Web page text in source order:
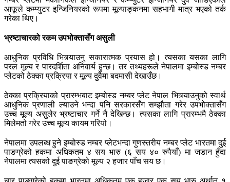
आफूले कम्प्युटर इन्जिनियरको रूपमा मूल्याङ्कनमा सहभागी मात्र भएको तर्क
गरेका थिए।
भ्रष्टाचारको रकम उपभोक्तासँग असुली
आधुनिक प्रविधि भित्र्याउनु सकारात्मक प्रयास हो। त्यसका यसका लागि
परल मूल्य र पारदर्शिता अनिवार्य हुन्छ। तर तथ्यहरूले नेपालमा इम्बोस्ड नम्बर
प्लेटको ठेक्का प्रक्रिया र मूल्य दुवैमा बदमासी देखाउँछ।
ठेक्का प्रक्रियाको प्रारम्भबाट इम्बोस्ड नम्बर प्लेट नेपाल भित्र्याउनुको स्वार्थ
आधुनिक प्रणाली ल्याउने भन्दा पनि सरकारसँग सम्झौता गरेर उपभोक्तासँग
उच्च मूल्य असुलेर भ्रष्टाचार गर्ने नै देखिन्छ। त्यसका लागि प्रारम्भमै ठेक्का
मिलेमतो गरेर उच्च मूल्य कायम गरियो।
नेपालमा उपलब्ध हुने इम्बोस्ड नम्बर प्लेटभन्दा गुणस्तरीय नम्बर प्लेट भारतमा दुई
पाङग्रेको हकमा अधिकतम ४ सय भारु (६ सय ४० रुपैयाँ) मा जडान हुँदा
नेपालमा त्यसको दुई पाङग्रेको मूल्य २ हजार पाँच सय छ।